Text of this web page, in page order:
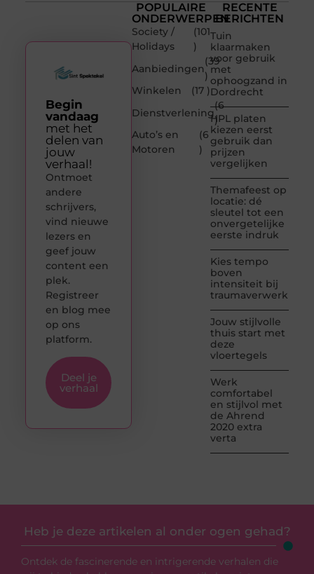
POPULAIRE
ONDERWERPEN
Society /
Holidays
(101
)
Aanbiedingen
(39
)
Winkelen
(17 )
Dienstverlening
(6
)
Auto’s en
Motoren
(6
)
RECENTE
BERICHTEN
Tuin
klaarmaken
voor gebruik
met
ophoogzand in
Dordrecht
HPL platen
kiezen eerst
gebruik dan
prijzen
vergelijken
Themafeest op
locatie: dé
sleutel tot een
onvergetelijke
eerste indruk
Kies tempo
boven
intensiteit bij
traumaverwerking
Jouw stijlvolle
thuis start met
deze
vloertegels
Werk
comfortabel
en stijlvol met
de Ahrend
2020 extra
verta
Begin
vandaag
met het
delen van
jouw
verhaal!
Ontmoet
andere
schrijvers,
vind nieuwe
lezers en
geef jouw
content een
plek.
Registreer
en blog mee
op ons
platform.
Deel je
verhaal
Heb je deze artikelen al onder ogen gehad?
Ontdek de fascinerende en intrigerende verhalen die